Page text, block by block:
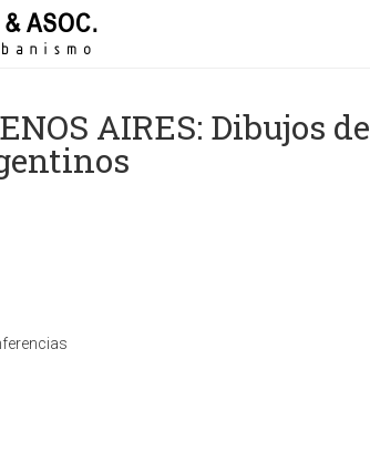
AIRES: Dibujos de